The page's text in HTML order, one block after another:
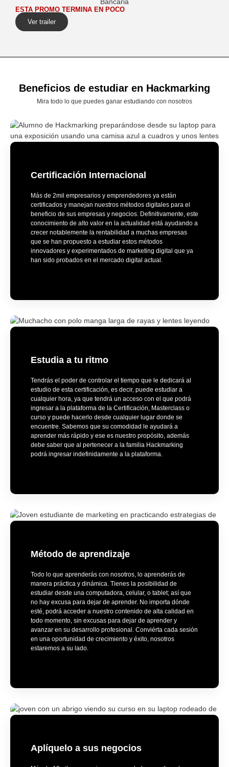
ESTA PROMO TERMINA EN POCO
Ver trailer
Beneficios de estudiar en Hackmarking
Mira todo lo que puedes ganar estudiando con nosotros
Certificación Internacional
Más de 2mil empresarios y emprendedores ya están
certificados y manejan nuestros métodos digitales para el
beneficio de sus empresas y negocios. Definitivamente, este
conocimiento de alto valor en la actualidad está ayudando a
crecer notablemente la rentabilidad a muchas empresas
que se han propuesto a estudiar estos métodos
innovadores y experimentados de marketing digital que ya
han sido probados en el mercado digital actual.
Estudia a tu ritmo
Tendrás el poder de controlar el tiempo que le dedicará al
estudio de esta certificación, es decir, puede estudiar a
cualquier hora, ya que tendrá un acceso con el que podrá
ingresar a la plataforma de la Certificación, Masterclass o
curso y puede hacerlo desde cualquier lugar donde se
encuentre. Sabemos que su comodidad le ayudará a
aprender más rápido y ese es nuestro propósito, además
debe saber que al pertenecer a la familia Hackmarking
podrá ingresar indefinidamente a la plataforma.
Método de aprendizaje
Todo lo que aprenderás con nosotros, lo aprenderás de
manera práctica y dinámica. Tienes la posibilidad de
estudiar desde una computadora, celular, o tablet; así que
no hay excusa para dejar de aprender. No importa dónde
esté, podrá acceder a nuestro contenido de alta calidad en
todo momento, sin excusas para dejar de aprender y
avanzar en su desarrollo profesional. Conviérta cada sesión
en una oportunidad de crecimiento y éxito, nosotros
estaremos a su lado.
Aplíquelo a sus negocios